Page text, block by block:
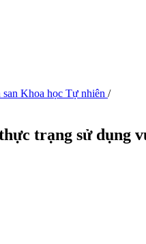
Khoa học Tự nhiên /
trạng sử dụng